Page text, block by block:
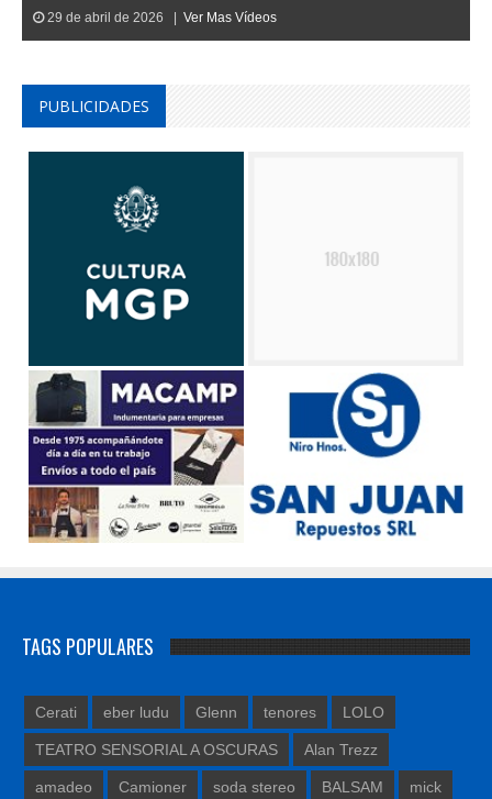
29 de abril de 2026 | Ver Mas Vídeos
PUBLICIDADES
TAGS POPULARES
Cerati eber ludu Glenn tenores LOLO
TEATRO SENSORIAL A OSCURAS Alan Trezz
amadeo Camioner soda stereo BALSAM mick